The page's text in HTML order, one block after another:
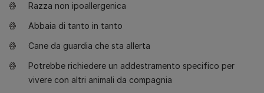
Razza non ipoallergenica
Abbaia di tanto in tanto
Cane da guardia che sta allerta
Potrebbe richiedere un addestramento specifico per
vivere con altri animali da compagnia